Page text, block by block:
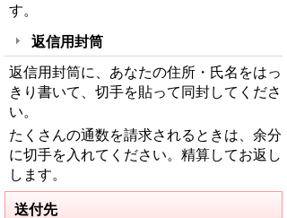
す。
返信用封筒
返信用封筒に、あなたの住所・氏名をはっ
きり書いて、切手を貼って同封してくださ
い。
たくさんの通数を請求されるときは、余分
に切手を入れてください。精算してお返し
します。
送付先